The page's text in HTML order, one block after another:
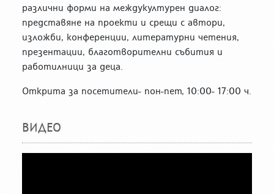
различни форми на междукултурен диалог:
представяне на проекти и срещи с автори,
изложби, конференции, литературни четения,
презентации, благотворителни събития и
работилници за деца.
Открита за посетители- пон-пет, 10:00- 17:00 ч.
ВИДЕО